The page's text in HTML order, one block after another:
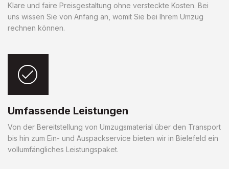
Klare und faire Preisgestaltung ohne versteckte Kosten. Bei
uns wissen Sie von Anfang an, womit Sie bei Ihrem Umzug
rechnen können.
Umfassende Leistungen
Von der Bereitstellung von Umzugsmaterial über den Transport
bis hin zum Ein- und Auspackservice bieten wir in Bielefeld ein
vollumfängliches Leistungspaket.